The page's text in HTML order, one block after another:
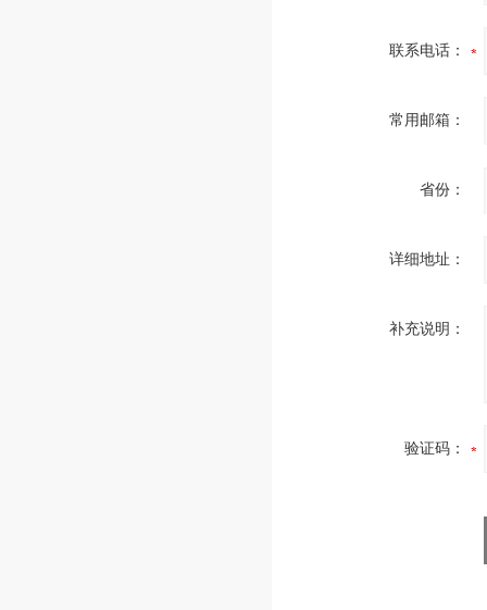
联系电话：
常用邮箱：
省份：
详细地址：
补充说明：
验证码：